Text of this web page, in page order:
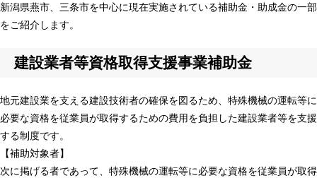
新潟県燕市、三条市を中心に現在実施されている補助金・助成金の一部
をご紹介します。
建設業者等資格取得支援事業補助金
地元建設業を支える建設技術者の確保を図るため、特殊機械の運転等に
必要な資格を従業員が取得するための費用を負担した建設業者等を支援
する制度です。
【補助対象者】
次に掲げる者であって、特殊機械の運転等に必要な資格を従業員が取得